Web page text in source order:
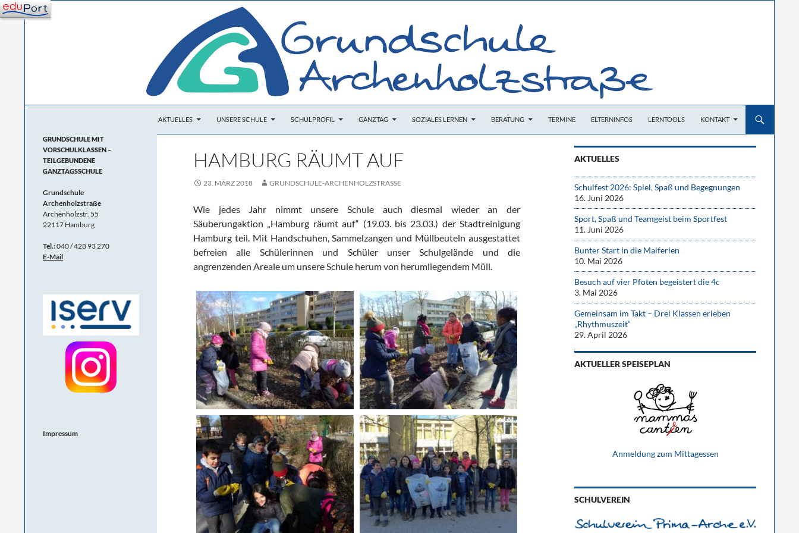
Zum
Inhalt
Grundschule Archenholzstraße
AKTUELLES UNSERE SCHULE SCHULPROFIL GANZTAG SOZIALES LERNEN BERATUNG TERMINE ELTERNINFOS LERNTOOLS KONTAKT
HAMBURG RÄUMT AUF
23. MÄRZ 2018 GRUNDSCHULE-ARCHENHOLZSTRASSE
Wie jedes Jahr nimmt unsere Schule auch diesmal wieder an der
Säuberungaktion „Hamburg räumt auf“ (19.03. bis 23.03.) der Stadtreinigung
Hamburg teil. Mit Handschuhen, Sammelzangen und Müllbeuteln ausgestattet
befreien alle Schülerinnen und Schüler unser Schulgelände und die
angrenzenden Areale um unsere Schule herum von herumliegendem Müll.
AKTUELLES
Schulfest 2026: Spiel, Spaß und Begegnungen
16. Juni 2026
Sport, Spaß und Teamgeist beim Sportfest
11. Juni 2026
Bunter Start in die Maiferien
10. Mai 2026
Besuch auf vier Pfoten begeistert die 4c
3. Mai 2026
Gemeinsam im Takt – Drei Klassen erleben
„Rhythmuszeit“
29. April 2026
AKTUELLER SPEISEPLAN
Anmeldung zum Mittagessen
SCHULVEREIN
Teilgebundene
Ganztagsgrundschule mit Vorschule
GRUNDSCHULE MIT
VORSCHULKLASSEN –
TEILGEBUNDENE
GANZTAGSSCHULE
Grundschule
Archenholzstraße
Archenholzstr. 55
22117 Hamburg
Tel.:040 / 428 93 270
E-Mail
Impressum